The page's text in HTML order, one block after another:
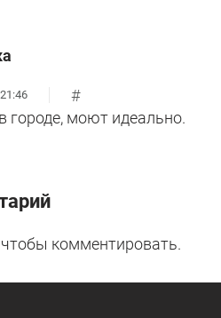
#
моют идеально.
комментировать.